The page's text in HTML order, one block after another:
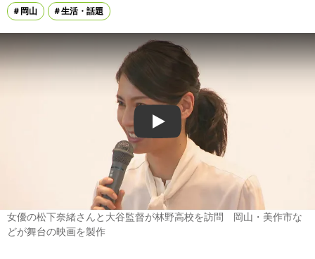
岡山
生活・話題
Play
女優の松下奈緒さんと大谷監督が林野高校を訪問 岡山・美作市な
どが舞台の映画を製作